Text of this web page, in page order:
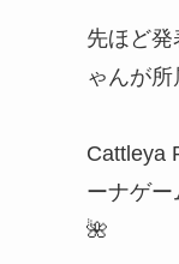
先ほど
ゃんが所
Cattleya
ーナゲ
🌺